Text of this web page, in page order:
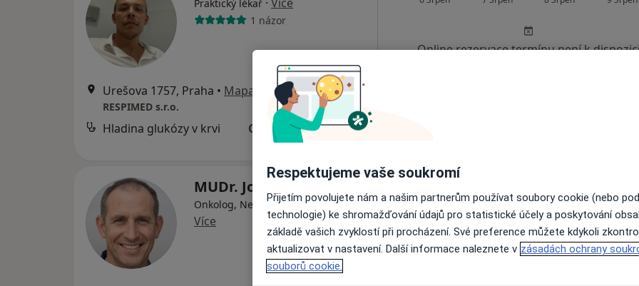
Praktický lékař
1 názor
Urešova 1757, Praha • Mapa
RESPIMED s.r.o.
Hladina glukózy v krvi Cena nebyla přidána
Online rezervace termínu není k
MUDr. Josef Kubínek
Onkolog, Neurolog, Neurochirurg ·
Více
6 Srpen 7 Srpen 8 Srpen 9 Srpen
Online rezervace termínu není k
Respektujeme vaše soukromí
Přijetím povolujete nám a našim partnerům používat soubory cookie (nebo
technologie) ke shromažďování údajů pro statistické účely a poskytování
základě vašich zvyklostí při procházení. Své preference můžete kdykoli
aktualizovat v nastavení. Další informace naleznete v zásadách ochrany
souborů cookie.